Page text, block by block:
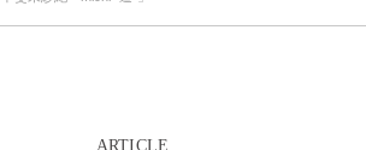
ARTICLE